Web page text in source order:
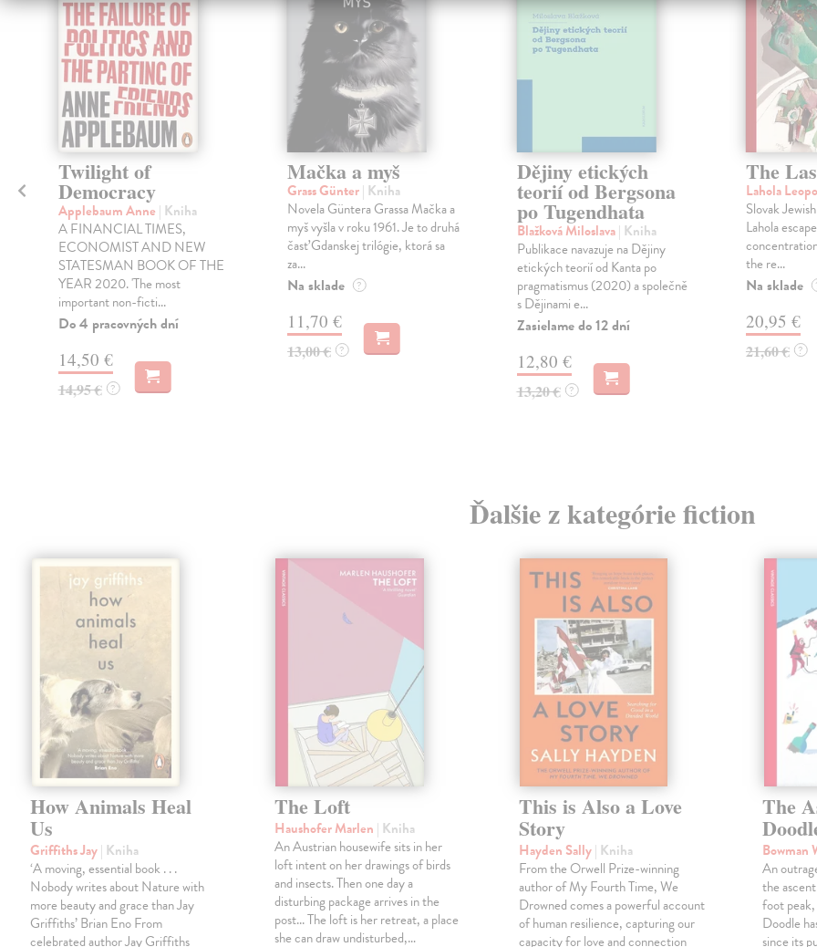
Twilight of
Democracy
Applebaum Anne | Kniha
A FINANCIAL TIMES,
ECONOMIST AND NEW
STATESMAN BOOK OF THE
YEAR 2020. 'The most
important non-ficti...
Do 4 pracovných dní
14,50 €
14,95 € ?
Mačka a myš
Grass Günter| Kniha
Novela Güntera Grassa Mačka a
myš vyšla v roku 1961. Je to druhá
časť Gdanskej trilógie, ktorá sa
za...
Na sklade ?
11,70 €
13,00 € ?
Dějiny etických
teorií od Bergsona
po Tugendhata
Blažková Miloslava| Kniha
Publikace navazuje na Dějiny
etických teorií od Kanta po
pragmatismus (2020) a společně
s Dějinami e...
Zasielame do 12 dní
12,80 €
13,20 € ?
The
Lahola
Slovak
Lahola
the re...
Na sklade
20,95 €
21,60 € ?
Ďalšie z kategórie fiction
How Animals Heal
Us
Griffiths Jay| Kniha
‘A moving, essential book . . .
Nobody writes about Nature with
more beauty and grace than Jay
Griffiths’ Brian Eno From
celebrated author Jay Griffiths
The Loft
Haushofer Marlen | Kniha
An Austrian housewife sits in her
loft intent on her drawings of birds
and insects. Then one day a
disturbing package arrives in the
post... The loft is her retreat, a place
she can draw undisturbed,…
This is Also a Love
Story
Hayden Sally| Kniha
From the Orwell Prize-winning
author of My Fourth Time, We
Drowned comes a powerful account
of human resilience, capturing our
capacity for love and connection
The
Bowman
An
the
foot
Doodle
since its